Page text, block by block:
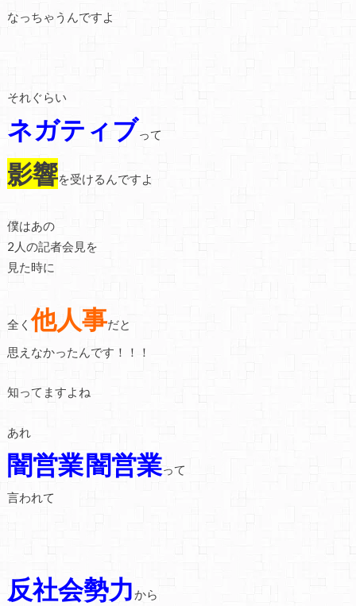
なっちゃうんですよ
それぐらい
ネガティブって
影響を受けるんですよ
僕はあの
2人の記者会見を
見た時に
全く他人事だと
思えなかったんです！！！
知ってますよね
あれ
闇営業闇営業って
言われて
反社会勢力から